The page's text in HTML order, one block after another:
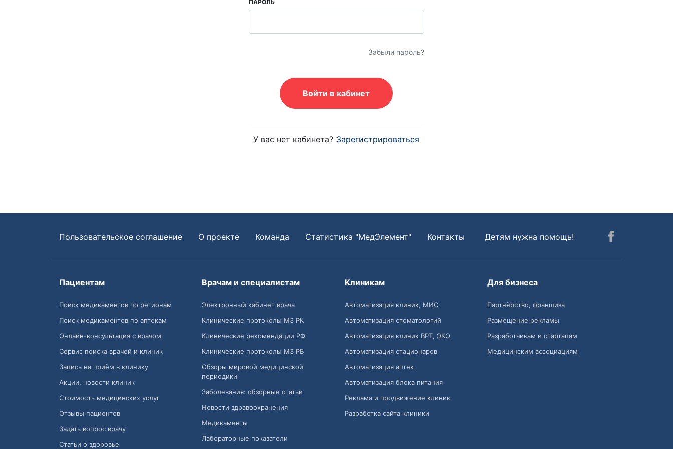
ПАРОЛЬ
Забыли пароль?
Войти в кабинет
У вас нет кабинета? Зарегистрироваться
Пользовательское соглашение О проекте Команда Статистика "МедЭлемент" Контакты Детям нужна помощь!
Пациентам
Поиск медикаментов по регионам
Поиск медикаментов по аптекам
Онлайн-консультация с врачом
Сервис поиска врачей и клиник
Запись на приём в клинику
Акции, новости клиник
Стоимость медицинских услуг
Отзывы пациентов
Задать вопрос врачу
Статьи о здоровье
Врачам и специалистам
Электронный кабинет врача
Клинические протоколы МЗ РК
Клинические рекомендации РФ
Клинические протоколы МЗ РБ
Обзоры мировой медицинской
периодики
Заболевания: обзорные статьи
Новости здравоохранения
Медикаменты
Лабораторные показатели
Клиникам
Автоматизация клиник, МИС
Автоматизация стоматологий
Автоматизация клиник ВРТ, ЭКО
Автоматизация стационаров
Автоматизация аптек
Автоматизация блока питания
Реклама и продвижение клиник
Разработка сайта клиники
Для бизнеса
Партнёрство, франшиза
Размещение рекламы
Разработчикам и стартапам
Медицинским ассоциациям